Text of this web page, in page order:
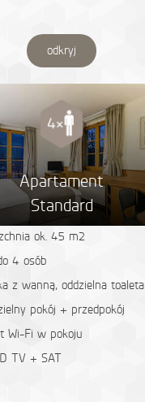
odkryj
Apartament
Standard
ok. 45 m2
4 osób
z wanną, oddzielna toaleta
pokój + przedpokój
Wi-Fi w pokoju
TV + SAT